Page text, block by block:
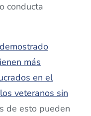
conducta
más
en el
veteranos sin
de esto pueden